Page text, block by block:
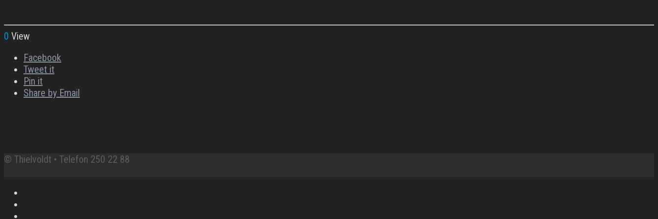
0 View
Facebook
Tweet it
Pin it
Share by Email
© Thielvoldt • Telefon 250 22 88